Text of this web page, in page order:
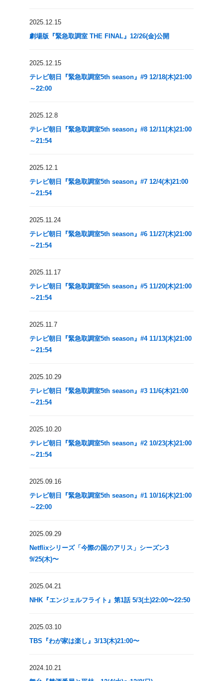
2025.12.15
劇場版『緊急取調室 THE FINAL』12/26(金)公開
2025.12.15
テレビ朝日『緊急取調室5th season』#9 12/18(木)21:00
～22:00
2025.12.8
テレビ朝日『緊急取調室5th season』#8 12/11(木)21:00
～21:54
2025.12.1
テレビ朝日『緊急取調室5th season』#7 12/4(木)21:00
～21:54
2025.11.24
テレビ朝日『緊急取調室5th season』#6 11/27(木)21:00
～21:54
2025.11.17
テレビ朝日『緊急取調室5th season』#5 11/20(木)21:00
～21:54
2025.11.7
テレビ朝日『緊急取調室5th season』#4 11/13(木)21:00
～21:54
2025.10.29
テレビ朝日『緊急取調室5th season』#3 11/6(木)21:00
～21:54
2025.10.20
テレビ朝日『緊急取調室5th season』#2 10/23(木)21:00
～21:54
2025.09.16
テレビ朝日『緊急取調室5th season』#1 10/16(木)21:00
～22:00
2025.09.29
Netflixシリーズ「今際の国のアリス」シーズン3
9/25(木)〜
2025.04.21
NHK『エンジェルフライト』第1話 5/3(土)22:00〜22:50
2025.03.10
TBS『わが家は楽し』3/13(木)21:00〜
2024.10.21